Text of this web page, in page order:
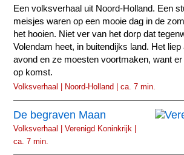
Een volksverhaal uit Noord-Holland. Een
meisjes waren op een mooie dag in de
het hooien. Niet ver van het dorp dat
Volendam heet, in buitendijks land. Het liep
avond en ze moesten voortmaken, want
op komst.
Volksverhaal | Noord-Holland | ca. 7 min.
De begraven Maan
Volksverhaal | Verenigd Koninkrijk |
ca. 7 min.